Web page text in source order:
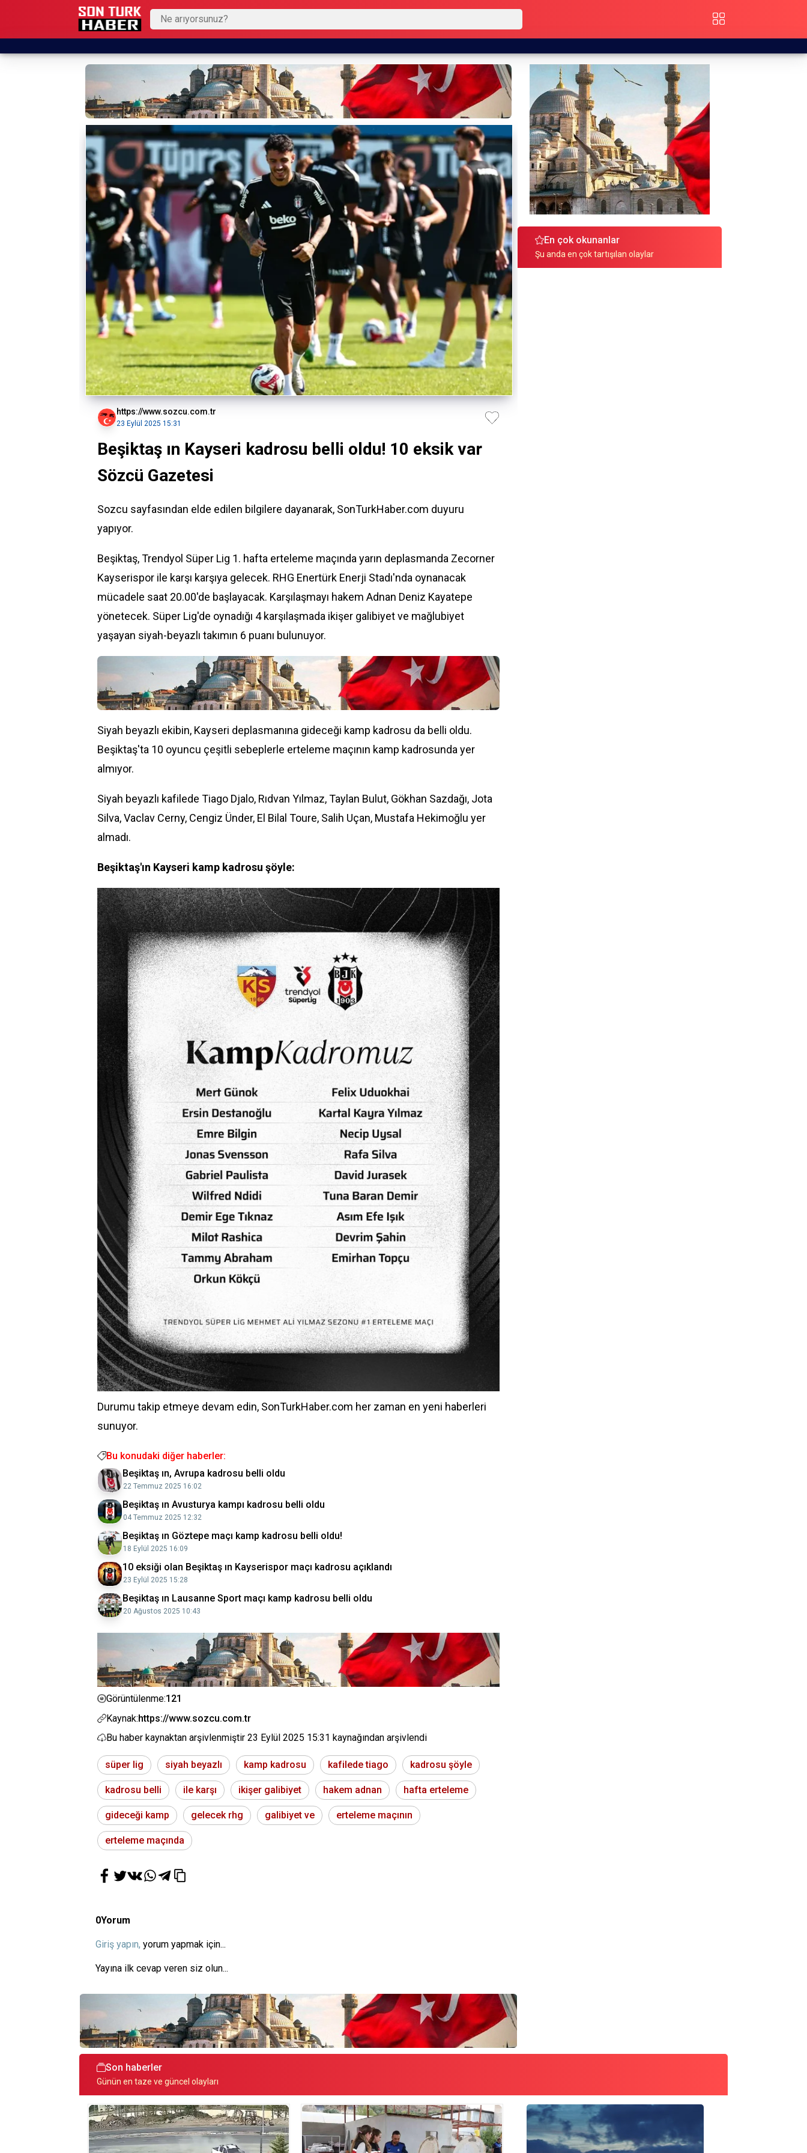
https://www.sozcu.com.tr
23 Eylül 2025 15:31
Beşiktaş ın Kayseri kadrosu belli oldu! 10 eksik var
Sözcü Gazetesi
Sozcu sayfasından elde edilen bilgilere dayanarak, SonTurkHaber.com duyuru
yapıyor.
Beşiktaş, Trendyol Süper Lig 1. hafta erteleme maçında yarın deplasmanda Zecorner
Kayserispor ile karşı karşıya gelecek. RHG Enertürk Enerji Stadı'nda oynanacak
mücadele saat 20.00'de başlayacak. Karşılaşmayı hakem Adnan Deniz Kayatepe
yönetecek. Süper Lig'de oynadığı 4 karşılaşmada ikişer galibiyet ve mağlubiyet
yaşayan siyah-beyazlı takımın 6 puanı bulunuyor.
Siyah beyazlı ekibin, Kayseri deplasmanına gideceği kamp kadrosu da belli oldu.
Beşiktaş'ta 10 oyuncu çeşitli sebeplerle erteleme maçının kamp kadrosunda yer
almıyor.
Siyah beyazlı kafilede Tiago Djalo, Rıdvan Yılmaz, Taylan Bulut, Gökhan Sazdağı, Jota
Silva, Vaclav Cerny, Cengiz Ünder, El Bilal Toure, Salih Uçan, Mustafa Hekimoğlu yer
almadı.
Beşiktaş'ın Kayseri kamp kadrosu şöyle:
Durumu takip etmeye devam edin, SonTurkHaber.com her zaman en yeni haberleri
sunuyor.
Bu konudaki diğer haberler:
Beşiktaş ın, Avrupa kadrosu belli oldu
22 Temmuz 2025 16:02
Beşiktaş ın Avusturya kampı kadrosu belli oldu
04 Temmuz 2025 12:32
Beşiktaş ın Göztepe maçı kamp kadrosu belli oldu!
18 Eylül 2025 16:09
10 eksiği olan Beşiktaş ın Kayserispor maçı kadrosu açıklandı
23 Eylül 2025 15:28
Beşiktaş ın Lausanne Sport maçı kamp kadrosu belli oldu
20 Ağustos 2025 10:43
Görüntülenme:121
Kaynak:https://www.sozcu.com.tr
Bu haber kaynaktan arşivlenmiştir 23 Eylül 2025 15:31 kaynağından arşivlendi
süper lig siyah beyazlı kamp kadrosu kafilede tiago kadrosu şöyle
kadrosu belli ile karşı ikişer galibiyet hakem adnan hafta erteleme
gideceği kamp gelecek rhg galibiyet ve erteleme maçının
erteleme maçında
0Yorum
Giriş yapın, yorum yapmak için...
Yayına ilk cevap veren siz olun...
En çok okunanlar
Şu anda en çok tartışılan olaylar
Son haberler
Günün en taze ve güncel olayları